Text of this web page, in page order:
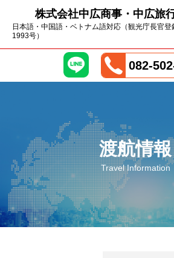
株式会社中広商事・中広旅
日本語・中国語・ベトナム語対応（観光庁長官登
1993号）
082-
渡航情報
Travel Information